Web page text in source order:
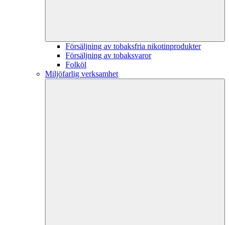
Försäljning av tobaksfria nikotinprodukter
Försäljning av tobaksvaror
Folköl
Miljöfarlig verksamhet